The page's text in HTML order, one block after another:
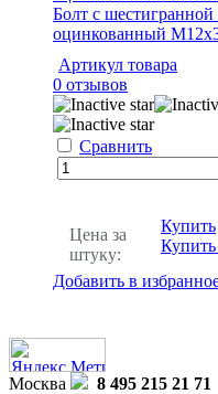
Болт с
оцинкованный
Артикул товара
0 отзывов
Сравнить
Цена за
штуку:
Купить
Добавить в
Москва
8 495 215 21 71